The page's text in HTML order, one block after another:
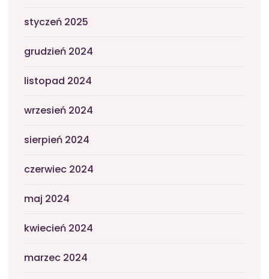
styczeń 2025
grudzień 2024
listopad 2024
wrzesień 2024
sierpień 2024
czerwiec 2024
maj 2024
kwiecień 2024
marzec 2024